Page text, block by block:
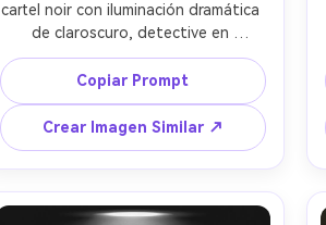
cartel noir con iluminación dramática
de claroscuro, detective en
gabardina sombreado, humo de
cigarrillo formando el título,
monocromo con un acento rojo para
los créditos, bloque clásico de
facturación, rayas sutiles de película,
reflejo brillante, fotografiado con
Sony A7S III, 35mm, f/1.8, realismo
cinemático --ar 4:5
Copiar Prompt
Crear Imagen Similar ↗